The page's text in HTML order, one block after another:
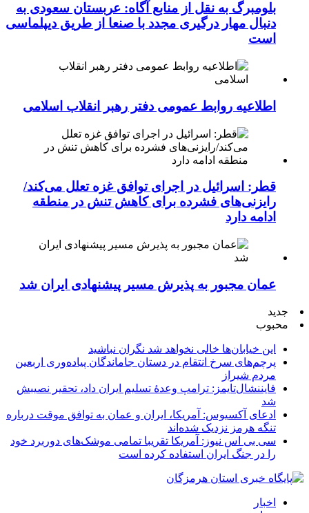
بلومبرگ به نقل از منابع آگاه: عربستان سعودی به
دنبال مهار درگیری مجدد با صنعا از طریق دیپلماسی
است
اطلاعیه روابط عمومی دفتر رهبر انقلاب اسلامی
قطر: اسرائیل در اجرای توافق غزه تعلل می‌کند/
رایزنی‌های فشرده برای کاهش تنش در منطقه
ادامه دارد
عمان مجبور به پذیرش مسیر پیشنهادی ایران شد
جدید
محبوب
این خیابان‌ها خالی نخواهد شد نگران نباشید
پرچم‌های سرخ انتقام در دستان جاماندگان پیاده‌وری اربعین
مردم شیراز
فایننشال‌تایمز: ترامپ وعدۀ تسلیم ایران داد، تحقیر نصیبش
شد
ادعای آکسیوس: آمریکا، ایران و عمان به توافق موقت درباره
تنگه هرمز نزدیک شده‌اند
سی بی اس نیوز: آمریکا تقریبا تمامی موشک‌های دوربرد خود
را در جنگ ایران استفاده کرده است
اخبار